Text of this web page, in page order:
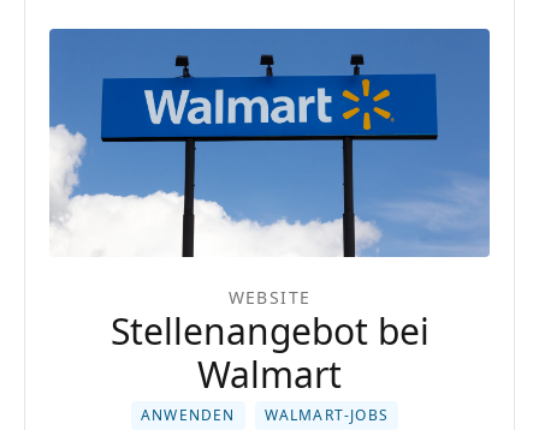
WEBSITE
Stellenangebot bei
Walmart
ANWENDEN WALMART-JOBS